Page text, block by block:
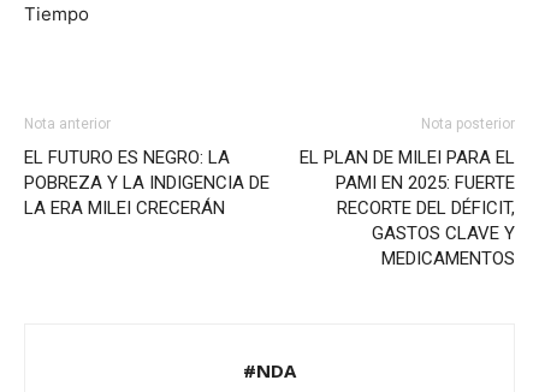
Tiempo
Nota anterior
EL FUTURO ES NEGRO: LA
POBREZA Y LA INDIGENCIA DE
LA ERA MILEI CRECERÁN
Nota posterior
EL PLAN DE MILEI PARA EL
PAMI EN 2025: FUERTE
RECORTE DEL DÉFICIT,
GASTOS CLAVE Y
MEDICAMENTOS
#NDA